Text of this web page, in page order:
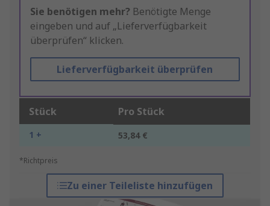
Sie benötigen mehr? Benötigte Menge
eingeben und auf „Lieferverfügbarkeit
überprüfen“ klicken.
Lieferverfügbarkeit überprüfen
Stück Pro Stück
1 + 53,84 €
*Richtpreis
Zu einer Teileliste hinzufügen